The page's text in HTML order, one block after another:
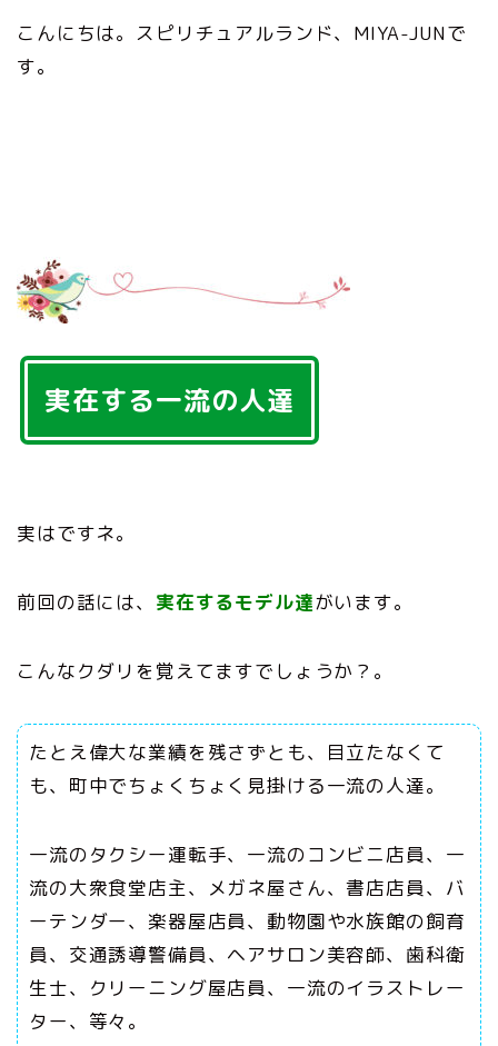
こんにちは。スピリチュアルランド、MIYA-JUNで
す。
実在する一流の人達
実はですネ。
前回の話には、 実在するモデル達がいます。
こんなクダリを覚えてますでしょうか？。
たとえ偉大な業績を残さずとも、目立たなくて
も、町中でちょくちょく見掛ける一流の人達。
一流のタクシー運転手、一流のコンビニ店員、一
流の大衆食堂店主、メガネ屋さん、書店店員、バ
ーテンダー、楽器屋店員、動物園や水族館の飼育
員、交通誘導警備員、ヘアサロン美容師、歯科衛
生士、クリーニング屋店員、一流のイラストレー
ター、等々。